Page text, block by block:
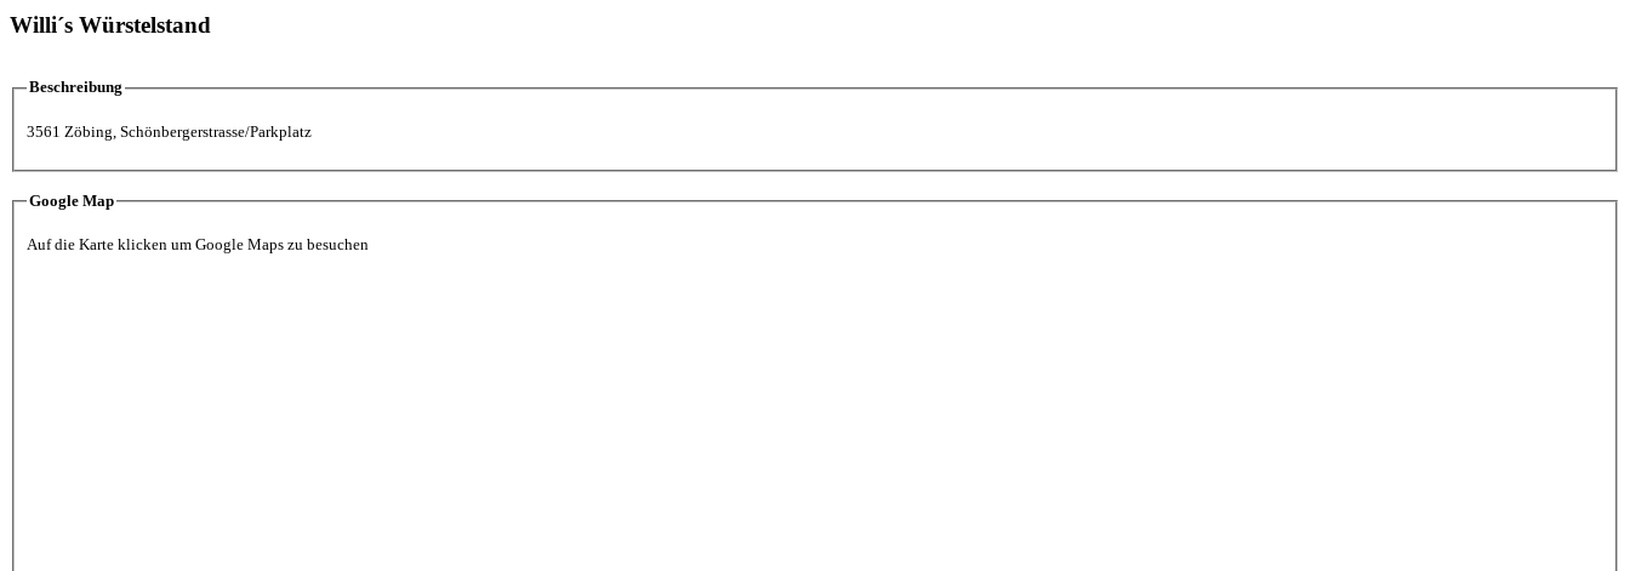
Willi´s Würstelstand
Beschreibung
3561 Zöbing, Schönbergerstrasse/Parkplatz
Google Map
Auf die Karte klicken um Google Maps zu besuchen